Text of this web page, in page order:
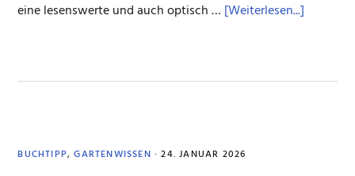
eine lesenswerte und auch optisch … [Weiterlesen...]
und
BUCHTIPP,GARTENWISSEN · 24. JANUAR 2026